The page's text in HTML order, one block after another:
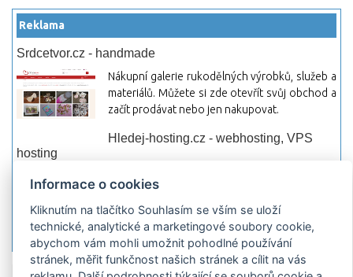
Reklama
Srdcetvor.cz - handmade
Nákupní galerie rukodělných výrobků, služeb a
materiálů. Můžete si zde otevřít svůj obchod a
začít prodávat nebo jen nakupovat.
Hledej-hosting.cz - webhosting, VPS
hosting
Přehled webhostingových, multihosting a VPS
hosting programů s možností jejich
pokročilého vyhledávání a porovnávání.
Najděte si jednoduše vhodný hosting.
Informace o cookies
Kliknutím na tlačítko Souhlasím se vším se uloží
technické, analytické a marketingové soubory cookie,
abychom vám mohli umožnit pohodlné používání
stránek, měřit funkčnost našich stránek a cílit na vás